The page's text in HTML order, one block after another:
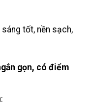
tốt, nền sạch,
gọn, có điểm